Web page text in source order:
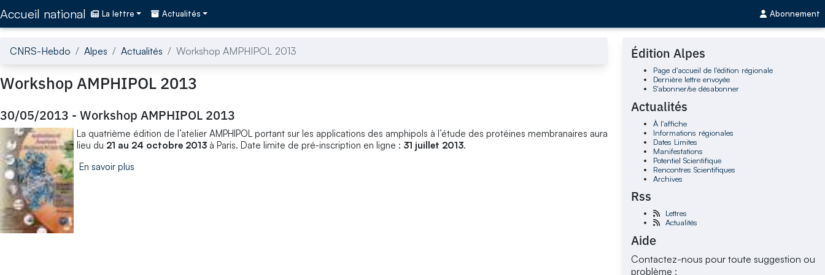
Accueil national La lettre Actualités Abonnement
CNRS-Hebdo Alpes Actualités Workshop AMPHIPOL 2013
Workshop AMPHIPOL 2013
30/05/2013 - Workshop AMPHIPOL 2013
La quatrième édition de l’atelier AMPHIPOL portant sur les applications des amphipols à l’étude des protéines membranaires aura
lieu du 21 au 24 octobre 2013 à Paris. Date limite de pré-inscription en ligne : 31 juillet 2013.
En savoir plus
Édition Alpes
Page d'accueil de l'édition régionale
Dernière lettre envoyée
S'abonner/se désabonner
Actualités
À l'affiche
Informations régionales
Dates Limites
Manifestations
Potentiel Scientifique
Rencontres Scientifiques
Archives
Rss
Lettres
Actualités
Aide
Contactez-nous pour toute suggestion ou
problème :